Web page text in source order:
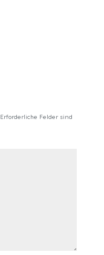
Erforderliche Felder sind